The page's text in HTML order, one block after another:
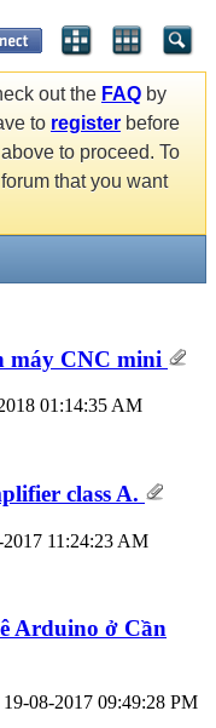
out the FAQ by
to register before
to proceed. To
that you want
máy CNC mini
01:14:35 AM
class A.
11:24:23 AM
Arduino ở Cần
19-08-2017 09:49:28 PM